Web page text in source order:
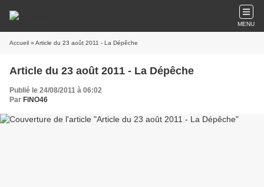
MENU
Accueil » Article du 23 août 2011 - La Dépêche
Article du 23 août 2011 - La Dépêche
Publié le 24/08/2011 à 06:02
Par FiNO46